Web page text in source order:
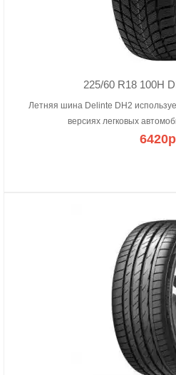
225/60 R18 100H
Летняя шина Delinte DH2
версиях легковых